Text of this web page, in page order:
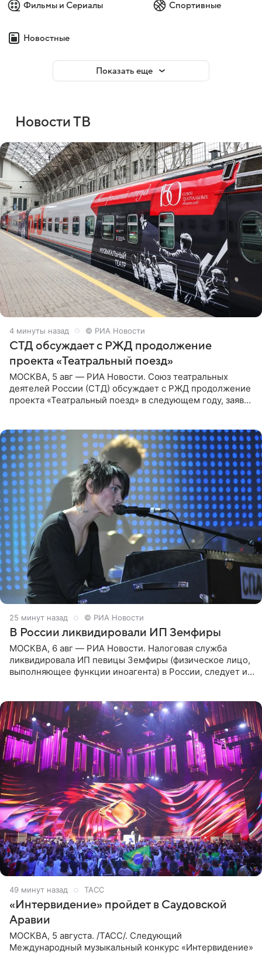
Фильмы и Сериалы Спортивные
Новостные
Показать еще
Новости ТВ
4 минуты назад © РИА Новости
СТД обсуждает с РЖД продолжение
проекта «Театральный поезд»
МОСКВА, 5 авг — РИА Новости. Союз театральных
деятелей России (СТД) обсуждает с РЖД продолжение
проекта «Театральный поезд» в следующем году, заявил
25 минут назад © РИА Новости
В России ликвидировали ИП Земфиры
МОСКВА, 6 авг — РИА Новости. Налоговая служба
ликвидировала ИП певицы Земфиры (физическое лицо,
выполняющее функции иноагента) в России, следует из
49 минут назад ТАСС
«Интервидение» пройдет в Саудовской
Аравии
МОСКВА, 5 августа. /ТАСС/. Следующий
Международный музыкальный конкурс «Интервидение»